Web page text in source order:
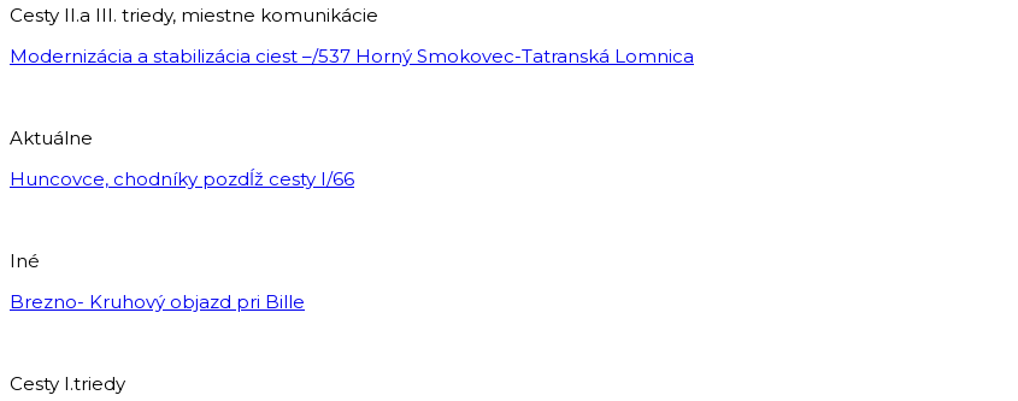
Cesty II.a III. triedy, miestne komunikácie
Modernizácia a stabilizácia ciest –/537 Horný Smokovec-Tatranská Lomnica
Aktuálne
Huncovce, chodníky pozdĺž cesty I/66
Iné
Brezno- Kruhový objazd pri Bille
Cesty I.triedy